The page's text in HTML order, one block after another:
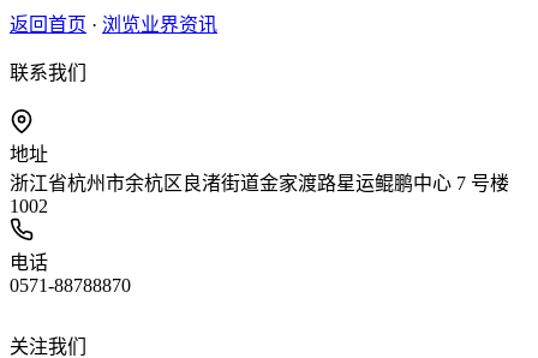
返回首页 · 浏览业界资讯
联系我们
地址
浙江省杭州市余杭区良渚街道金家渡路星运鲲鹏中心 7 号楼
1002
电话
0571-88788870
关注我们